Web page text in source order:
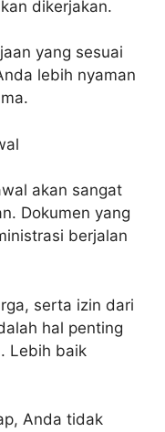
dikerjakan.
yang sesuai
lebih nyaman
akan sangat
Dokumen yang
berjalan
serta izin dari
hal penting
Lebih baik
Anda tidak